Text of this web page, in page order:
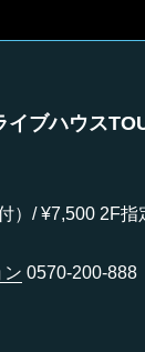
ブハウス
）/ ¥7,500 2F
ン 0570-200-888